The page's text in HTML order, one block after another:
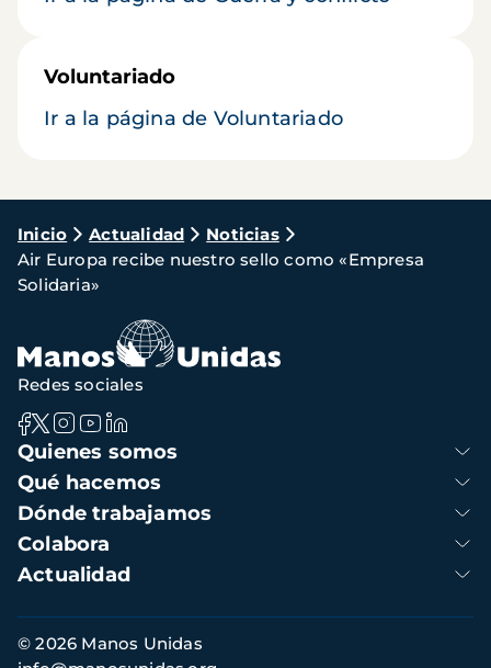
Voluntariado
Ir a la página de Voluntariado
Ruta
de
navegación
Inicio Actualidad
Noticias
Air Europa recibe nuestro sello como «Empresa
Solidaria»
Navegación
principal
Quienes somos
Qué hacemos
Dónde trabajamos
Colabora
Actualidad
Redes sociales
Información
de
© 2026 Manos Unidas